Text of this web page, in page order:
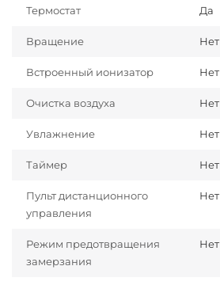
Термостат Да
Вращение Нет
Встроенный ионизатор Нет
Очистка воздуха Нет
Увлажнение Нет
Таймер Нет
Пульт дистанционного
управления
Нет
Режим предотвращения
замерзания
Нет